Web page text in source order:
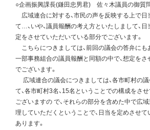
○企画振興課長(鎌田忠男君) 佐々木議員の御質
広域連合に対する、市民の声を反映する上で日
て…、いや、議員報酬の考え方といたしまして、
定をさせていただいている部分でございます。
こちらにつきましては、前回の議会の答弁にも
一部事務組合の議員報酬と同額の中で、想定を
でございます。
広域連合の議会につきましては、各市町村の
て、各市町村3名、15名ということでの構成をさ
ございますの で、それらの部分を含めた中で広
理していただくということで、日当を定めさせ
あります。